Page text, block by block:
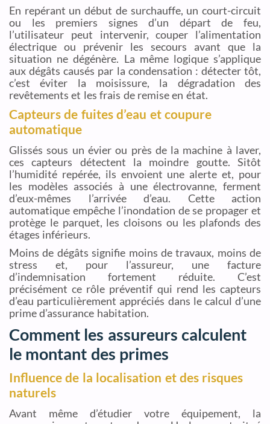
En repérant un début de surchauffe, un court-circuit
ou les premiers signes d’un départ de feu,
l’utilisateur peut intervenir, couper l’alimentation
électrique ou prévenir les secours avant que la
situation ne dégénère. La même logique s’applique
aux dégâts causés par la condensation : détecter tôt,
c’est éviter la moisissure, la dégradation des
revêtements et les frais de remise en état.
Capteurs de fuites d’eau et coupure
automatique
Glissés sous un évier ou près de la machine à laver,
ces capteurs détectent la moindre goutte. Sitôt
l’humidité repérée, ils envoient une alerte et, pour
les modèles associés à une électrovanne, ferment
d’eux-mêmes l’arrivée d’eau. Cette action
automatique empêche l’inondation de se propager et
protège le parquet, les cloisons ou les plafonds des
étages inférieurs.
Moins de dégâts signifie moins de travaux, moins de
stress et, pour l’assureur, une facture
d’indemnisation fortement réduite. C’est
précisément ce rôle préventif qui rend les capteurs
d’eau particulièrement appréciés dans le calcul d’une
prime d’assurance habitation.
Comment les assureurs calculent
le montant des primes
Influence de la localisation et des risques
naturels
Avant même d’étudier votre équipement, la